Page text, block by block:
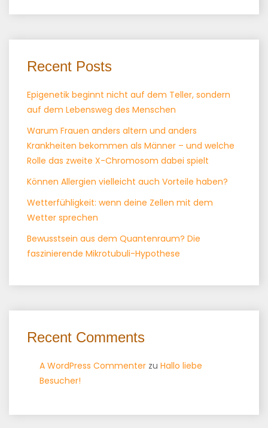
Recent Posts
Epigenetik beginnt nicht auf dem Teller, sondern
auf dem Lebensweg des Menschen
Warum Frauen anders altern und anders
Krankheiten bekommen als Männer – und welche
Rolle das zweite X-Chromosom dabei spielt
Können Allergien vielleicht auch Vorteile haben?
Wetterfühligkeit: wenn deine Zellen mit dem
Wetter sprechen
Bewusstsein aus dem Quantenraum? Die
faszinierende Mikrotubuli-Hypothese
Recent Comments
A WordPress Commenter zu Hallo liebe
Besucher!